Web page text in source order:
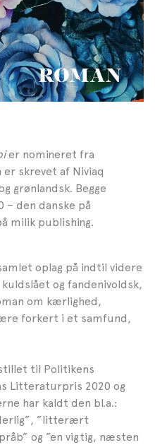
er nomineret fra
skrevet af Niviaq
grønlandsk. Begge
– den danske på
milik publishing.
oplag på indtil videre
og fandenivoldsk,
om kærlighed,
forkert i et samfund,
til Politikens
Litteraturpris 2020 og
har kaldt den bl.a.:
”litterært
og ”en vigtig, næsten